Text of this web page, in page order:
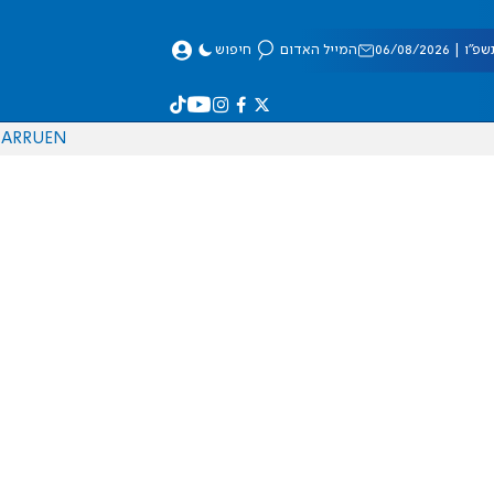
08/2026 המייל האדום חיפוש
EN
RU
AR